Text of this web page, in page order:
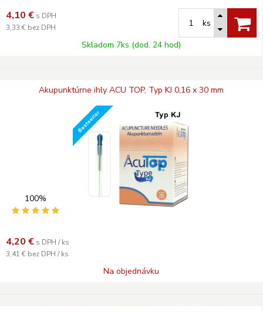
4,10 € s DPH
3,33 € bez DPH
ks
Skladom 7ks (dod. 24 hod)
Akupunktúrne ihly ACU TOP, Typ KJ 0,16 x 30 mm
100%
4,20 € s DPH / ks
3,41 € bez DPH / ks
Na objednávku